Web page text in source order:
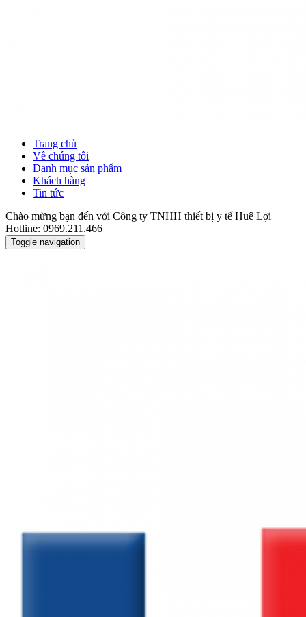
Trang chủ
Về chúng tôi
Danh mục sản phẩm
Khách hàng
Tin tức
Chào mừng bạn đến với Công ty TNHH thiết bị y tế Huê Lợi
Hotline: 0969.211.466
Toggle navigation